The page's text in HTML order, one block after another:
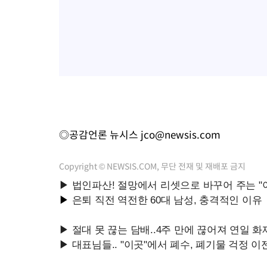
◎공감언론 뉴시스 jco@newsis.com
Copyright © NEWSIS.COM, 무단 전재 및 재배포 금지